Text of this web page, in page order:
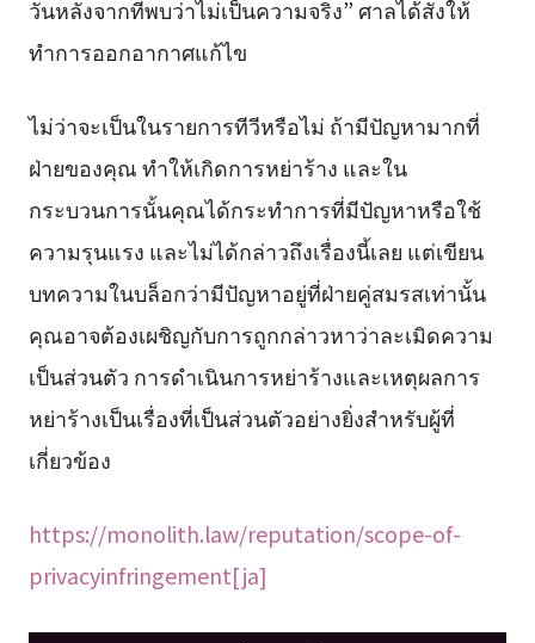
วันหลังจากที่พบว่าไม่เป็นความจริง” ศาลได้สั่งให้
ทำการออกอากาศแก้ไข
ไม่ว่าจะเป็นในรายการทีวีหรือไม่ ถ้ามีปัญหามากที่
ฝ่ายของคุณ ทำให้เกิดการหย่าร้าง และใน
กระบวนการนั้นคุณได้กระทำการที่มีปัญหาหรือใช้
ความรุนแรง และไม่ได้กล่าวถึงเรื่องนี้เลย แต่เขียน
บทความในบล็อกว่ามีปัญหาอยู่ที่ฝ่ายคู่สมรสเท่านั้น
คุณอาจต้องเผชิญกับการถูกกล่าวหาว่าละเมิดความ
เป็นส่วนตัว การดำเนินการหย่าร้างและเหตุผลการ
หย่าร้างเป็นเรื่องที่เป็นส่วนตัวอย่างยิ่งสำหรับผู้ที่
เกี่ยวข้อง
https://monolith.law/reputation/scope-of-
privacyinfringement[ja]